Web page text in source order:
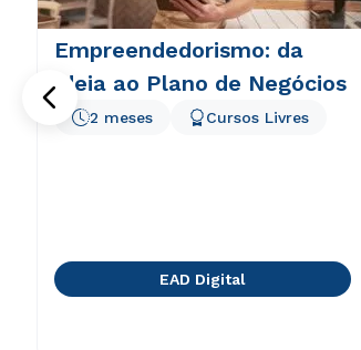
Empreendedorismo: da
Ideia ao Plano de Negócios
2 meses Cursos Livres
EAD Digital